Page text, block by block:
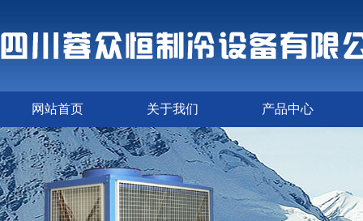
网站首页 关于我们 产品中心